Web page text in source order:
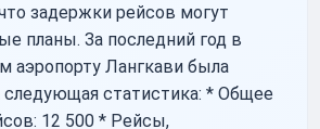
задержки рейсов могут
планы. За последний год в
аэропорту Лангкави была
следующая статистика: * Общее
12 500 * Рейсы,